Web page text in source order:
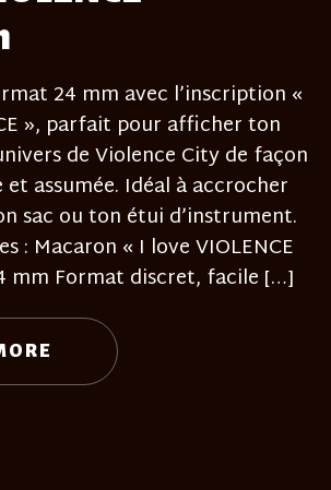
24 mm avec l’inscription «
», parfait pour afficher ton
de Violence City de façon
assumée. Idéal à accrocher
sac ou ton étui d’instrument.
: Macaron « I love VIOLENCE
mm Format discret, facile […]